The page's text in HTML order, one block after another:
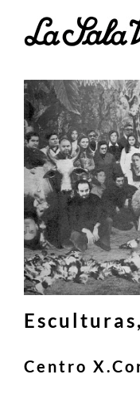
Centro